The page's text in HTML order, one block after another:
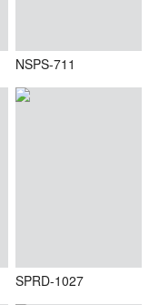
NSPS-711
SPRD-1027